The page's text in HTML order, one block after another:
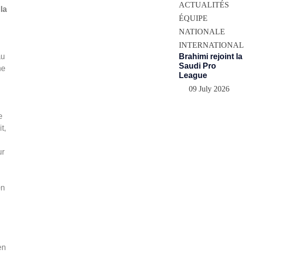
ACTUALITÉS
ÉQUIPE
NATIONALE
INTERNATIONAL
Brahimi rejoint la
Saudi Pro
League
09 July 2026